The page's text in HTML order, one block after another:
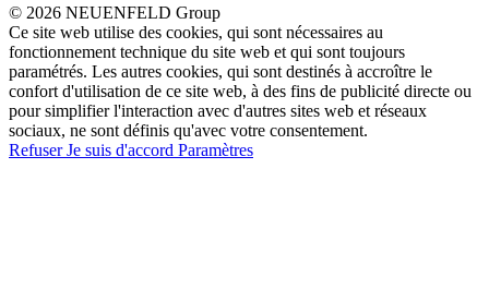
© 2026 NEUENFELD Group
Ce site web utilise des cookies, qui sont nécessaires au
fonctionnement technique du site web et qui sont toujours
paramétrés. Les autres cookies, qui sont destinés à accroître le
confort d'utilisation de ce site web, à des fins de publicité directe ou
pour simplifier l'interaction avec d'autres sites web et réseaux
sociaux, ne sont définis qu'avec votre consentement.
RefuserJe suis d'accord Paramètres